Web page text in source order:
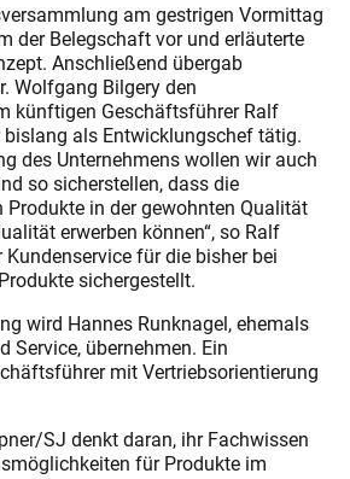
am gestrigen Vormittag
der Belegschaft vor und erläuterte
Anschließend übergab
Wolfgang Bilgery den
künftigen Geschäftsführer Ralf
als Entwicklungschef tätig.
des Unternehmens wollen wir auch
so sicherstellen, dass die
Produkte in der gewohnten Qualität
erwerben können“, so Ralf
für die bisher bei
sichergestellt.
wird Hannes Runknagel, ehemals
Service, übernehmen. Ein
mit Vertriebsorientierung
SJ denkt daran, ihr Fachwissen
für Produkte im